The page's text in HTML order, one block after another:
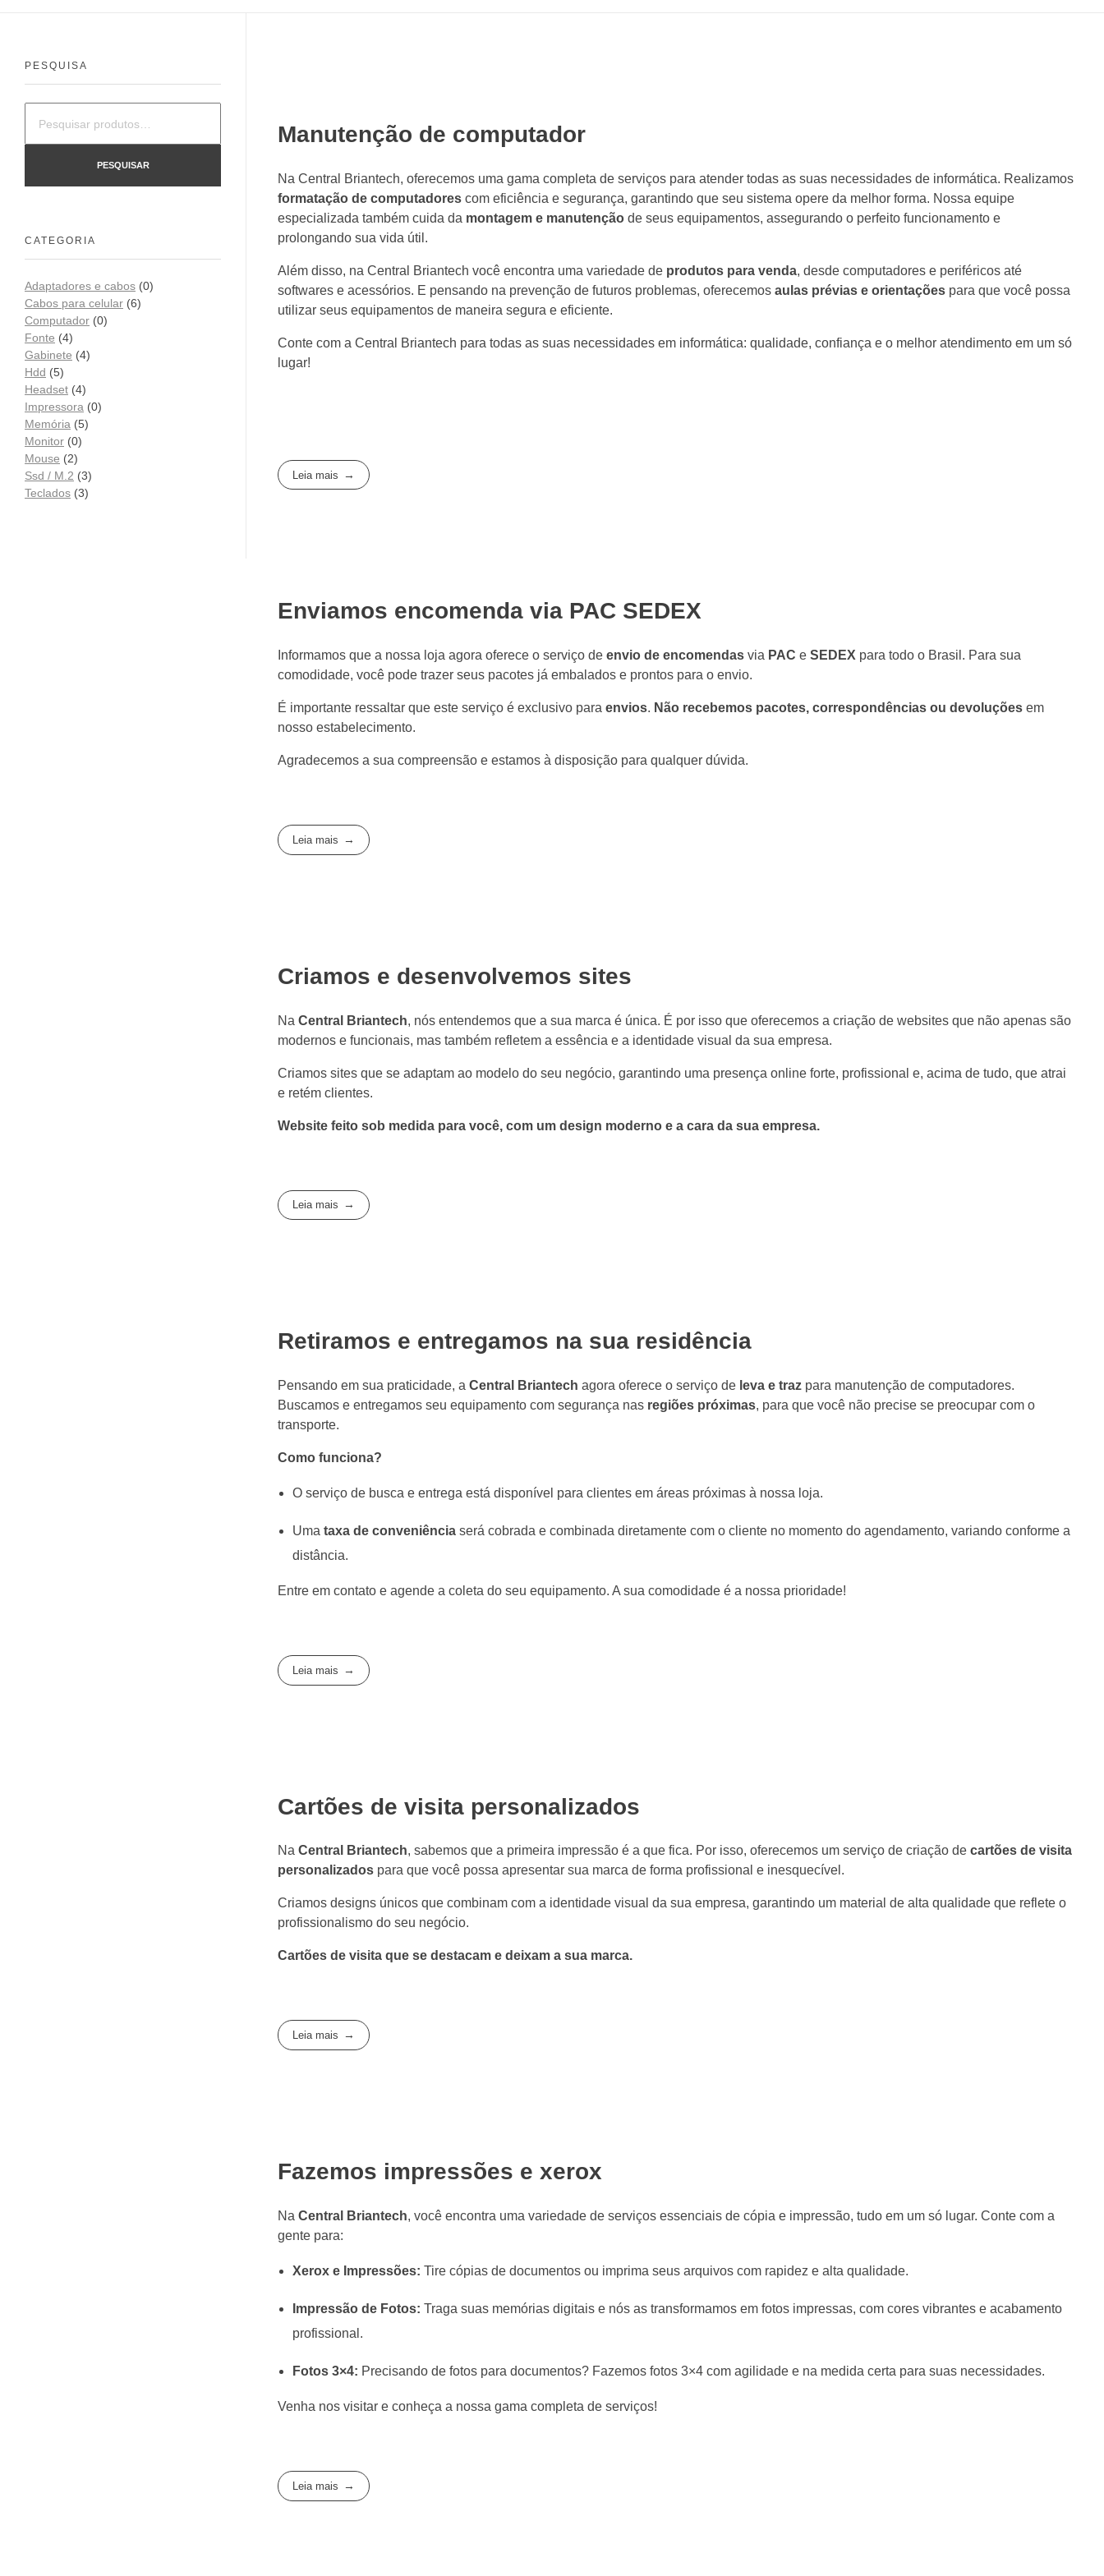
Manutenção de computador
Na Central Briantech, oferecemos uma gama completa de serviços para atender todas as suas necessidades de informática. Realizamos
formatação de computadores com eficiência e segurança, garantindo que seu sistema opere da melhor forma. Nossa equipe
especializada também cuida da montagem e manutenção de seus equipamentos, assegurando o perfeito funcionamento e
prolongando sua vida útil.
Além disso, na Central Briantech você encontra uma variedade de produtos para venda, desde computadores e periféricos até
softwares e acessórios. E pensando na prevenção de futuros problemas, oferecemos aulas prévias e orientações para que você possa
utilizar seus equipamentos de maneira segura e eficiente.
Conte com a Central Briantech para todas as suas necessidades em informática: qualidade, confiança e o melhor atendimento em um só
lugar!
Leia mais
Enviamos encomenda via PAC SEDEX
Informamos que a nossa loja agora oferece o serviço de envio de encomendas via PAC e SEDEX para todo o Brasil. Para sua
comodidade, você pode trazer seus pacotes já embalados e prontos para o envio.
É importante ressaltar que este serviço é exclusivo para envios. Não recebemos pacotes, correspondências ou devoluções em
nosso estabelecimento.
Agradecemos a sua compreensão e estamos à disposição para qualquer dúvida.
Leia mais
Criamos e desenvolvemos sites
Na Central Briantech, nós entendemos que a sua marca é única. É por isso que oferecemos a criação de websites que não apenas são
modernos e funcionais, mas também refletem a essência e a identidade visual da sua empresa.
Criamos sites que se adaptam ao modelo do seu negócio, garantindo uma presença online forte, profissional e, acima de tudo, que atrai
e retém clientes.
Website feito sob medida para você, com um design moderno e a cara da sua empresa.
Leia mais
Retiramos e entregamos na sua residência
Pensando em sua praticidade, a Central Briantech agora oferece o serviço de leva e traz para manutenção de computadores.
Buscamos e entregamos seu equipamento com segurança nas regiões próximas, para que você não precise se preocupar com o
transporte.
Como funciona?
O serviço de busca e entrega está disponível para clientes em áreas próximas à nossa loja.
Uma taxa de conveniênciaserá cobrada e combinada diretamente com o cliente no momento do agendamento, variando conforme a
distância.
Entre em contato e agende a coleta do seu equipamento. A sua comodidade é a nossa prioridade!
Leia mais
Cartões de visita personalizados
Na Central Briantech, sabemos que a primeira impressão é a que fica. Por isso, oferecemos um serviço de criação de cartões de visita
personalizados para que você possa apresentar sua marca de forma profissional e inesquecível.
Criamos designs únicos que combinam com a identidade visual da sua empresa, garantindo um material de alta qualidade que reflete o
profissionalismo do seu negócio.
Cartões de visita que se destacam e deixam a sua marca.
Leia mais
Fazemos impressões e xerox
Na Central Briantech, você encontra uma variedade de serviços essenciais de cópia e impressão, tudo em um só lugar. Conte com a
gente para:
Xerox e Impressões: Tire cópias de documentos ou imprima seus arquivos com rapidez e alta qualidade.
Impressão de Fotos: Traga suas memórias digitais e nós as transformamos em fotos impressas, com cores vibrantes e acabamento
profissional.
Fotos 3×4: Precisando de fotos para documentos? Fazemos fotos 3×4 com agilidade e na medida certa para suas necessidades.
Venha nos visitar e conheça a nossa gama completa de serviços!
Leia mais
PESQUISA
por:
PESQUISAR
CATEGORIA
Adaptadores e cabos (0)
Cabos para celular (6)
Computador (0)
Fonte (4)
Gabinete (4)
Hdd (5)
Headset (4)
Impressora (0)
Memória (5)
Monitor (0)
Mouse (2)
Ssd / M.2 (3)
Teclados (3)